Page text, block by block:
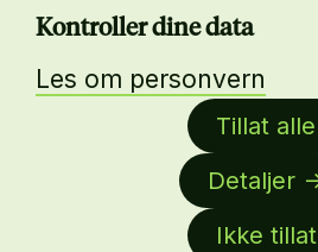
Kontroller dine data
Tillat alle
Detaljer
Ikke tillat
Les om personvern
Daglig leder:
Anne-Lise Mørch von der Fehr
Malin Sundby Revaa